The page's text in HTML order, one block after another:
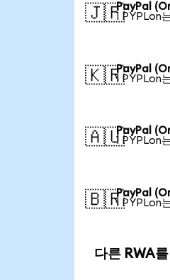
🇯🇵PayPal
1 PYPLon
🇰🇷PayPal
1 PYPLon
🇦🇺PayPal
1 PYPLon
🇧🇷PayPal
1 PYPLon
다른 RWA